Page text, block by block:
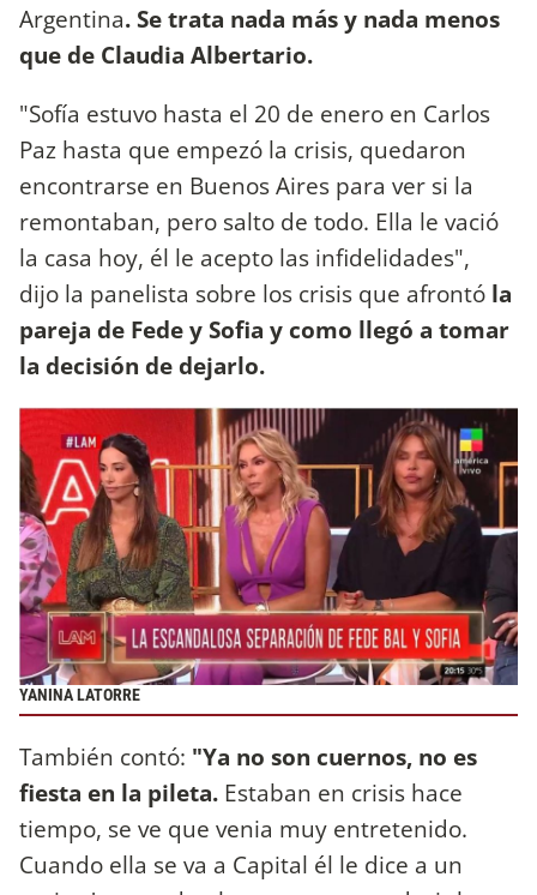
Argentina. Se trata nada más y nada menos
que de Claudia Albertario.
"Sofía estuvo hasta el 20 de enero en Carlos
Paz hasta que empezó la crisis, quedaron
encontrarse en Buenos Aires para ver si la
remontaban, pero salto de todo. Ella le vació
la casa hoy, él le acepto las infidelidades",
dijo la panelista sobre los crisis que afrontó la
pareja de Fede y Sofia y como llegó a tomar
la decisión de dejarlo.
YANINA LATORRE
También contó: "Ya no son cuernos, no es
fiesta en la pileta. Estaban en crisis hace
tiempo, se ve que venia muy entretenido.
Cuando ella se va a Capital él le dice a un